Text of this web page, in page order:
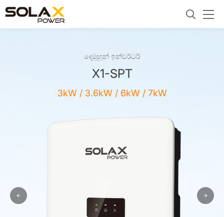
දෙමුහුන් ඉන්වර්ටර්
X1-SPT
3kW / 3.6kW / 6kW / 7kW